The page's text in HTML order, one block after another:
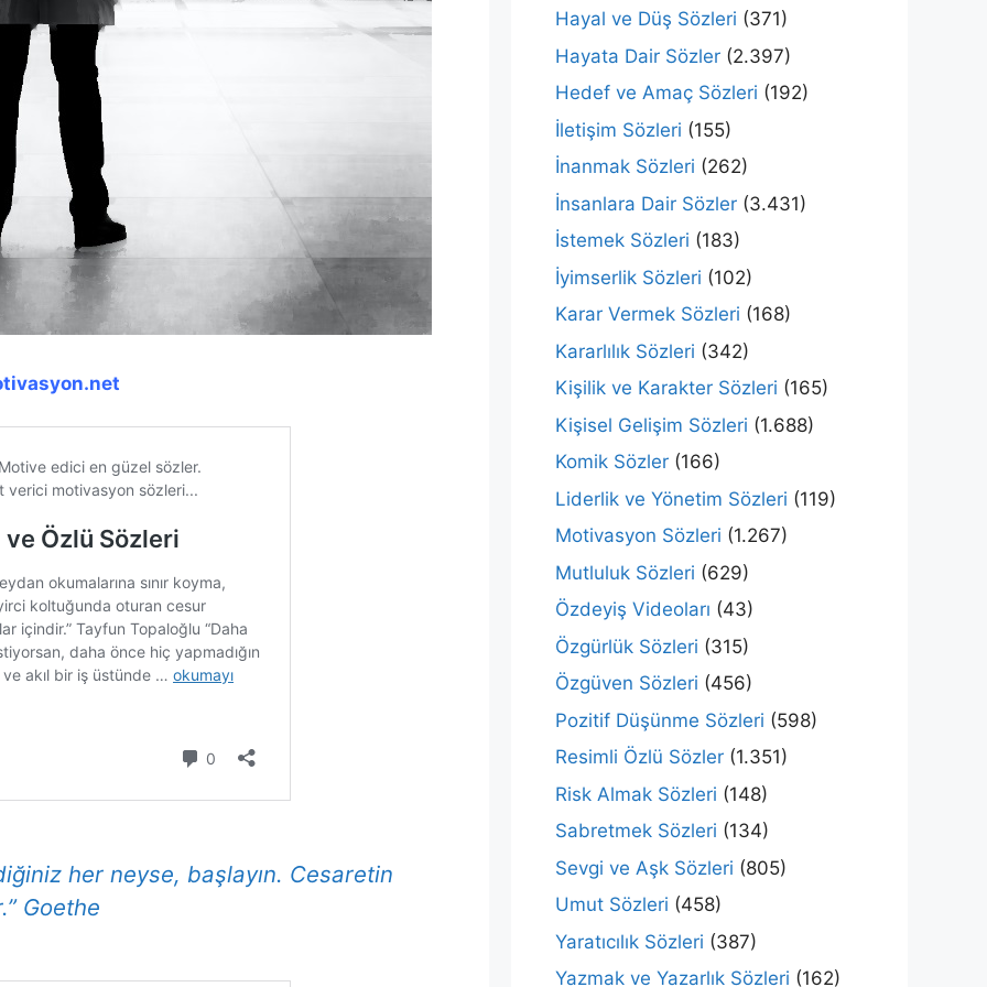
her neyse, başlayın. Cesaretin
Goethe
Hayal ve Düş Sözleri (371)
Hayata Dair Sözler (2.397)
Hedef ve Amaç Sözleri (192)
İletişim Sözleri (155)
İnanmak Sözleri (262)
İnsanlara Dair Sözler (3.431)
İstemek Sözleri (183)
İyimserlik Sözleri (102)
Karar Vermek Sözleri (168)
Kararlılık Sözleri (342)
Kişilik ve Karakter Sözleri (165)
Kişisel Gelişim Sözleri (1.688)
Komik Sözler (166)
Liderlik ve Yönetim Sözleri (119)
Motivasyon Sözleri (1.267)
Mutluluk Sözleri (629)
Özdeyiş Videoları (43)
Özgürlük Sözleri (315)
Özgüven Sözleri (456)
Pozitif Düşünme Sözleri (598)
Resimli Özlü Sözler (1.351)
Risk Almak Sözleri (148)
Sabretmek Sözleri (134)
Sevgi ve Aşk Sözleri (805)
Umut Sözleri (458)
Yaratıcılık Sözleri (387)
Yazmak ve Yazarlık Sözleri (162)